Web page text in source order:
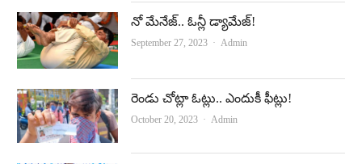
k
నో మేనేజ్‌.. ఓన్లీ డ్యామేజ్‌!
September 27, 2023 Author
Admin
రెండు చోట్లా ఓట్లు.. ఎందుకీ ఫీట్లు!
October 20, 2023 Author
Admin